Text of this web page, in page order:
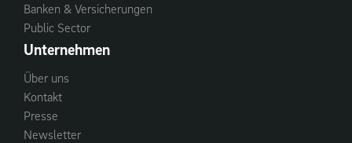
Banken & Versicherungen
Public Sector
Unternehmen
Über uns
Kontakt
Presse
Newsletter